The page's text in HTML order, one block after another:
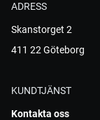
ADRESS
Skanstorget 2
411 22 Göteborg
KUNDTJÄNST
Kontakta oss